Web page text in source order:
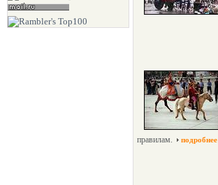
правилам.
подробнее